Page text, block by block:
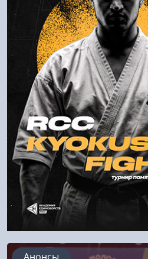
Пароль